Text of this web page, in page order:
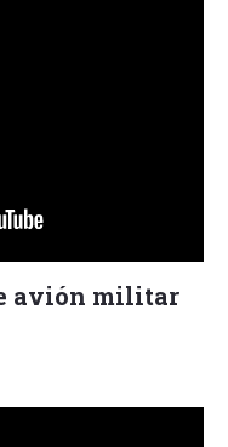
avión militar